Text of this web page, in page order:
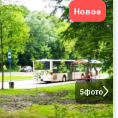
5фото
Новое